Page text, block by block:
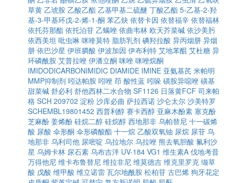
草黄 乙琥胺 乙酸乙酯 乙基甲基二硫醚 丁酸乙酯 5-乙基-2-羟
基-3-甲基环戊-2-烯-1-酮 苯乙炔 依替卡因 依替福辛 依替福林
依托芬那酯 依托泊苷 乙螨唑 依曲韦林 欧天芥菜碱 依沙美肟
依西美坦 吡虫啉 咪喹莫特 脂肪乳剂 碘羟拉酸 异丙烟肼 异烟
肼 依巴沙星 伊班膦酸 伊波加因 伊布利特 艾地苯醌 艾杜糖 异
环磷酰胺 艾普拉唑 伊潘立酮 咪唑 咪唑烷酮
IMIDODICARBONIMIDIC DIAMIDE IMINE 亚氨基芪 米帕明
MMP抑制剂 吲达帕胺 吲唑 茚 酸性蓝 吲哚 磺胺异噁唑 磺基
甜菜碱 舒必利 舒他西林二水合物 SF1126 日落黄FCF 司来帕
格 SCH 209702 淀粉 沙库必曲 萨拉西诺 沙仑太尔 沙美特罗
SCHEMBL19801452 西普利醇 赛卡西醇 亚麻木酚素 塞克酚
芝麻酚 姜烯酚 硅烷二醇 硅烷醇 西地那非 乌帕替尼 十一碳烯
酸 尿酸 伞形酮 伞形磷酸酯 十一烷 乙酸双氧铀 尿烷 尿苷 乌
地那非 乌利司他 尿嘧啶 乌拉地尔 乌拉唑 熊去氧胆酸 氟利沙
星 乌姆卡林 尿石素 乌布吉泮 UV-184 VG1 维生素A 伐地考昔
万得他尼 维卡布鲁替尼 维拉非尼 维莫德吉 维克里罗克 缬草
酸 戊酸 维甲酸 维立诺雷 瓦尔地酰胺 松柏苷 古巴烯 狗牙花定